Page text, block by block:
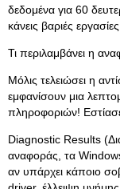
δεδομένα για 60
κάνεις βαριές
Τι περιλαμβάνει η
Μόλις τελειώσει η
εμφανίσουν μια
πληροφοριών!
Diagnostic Results
αναφοράς, τα
αν υπάρχει κάποιο